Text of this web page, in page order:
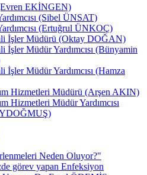
EKİNGEN)
(Sibel ÜNSAT)
(Ertuğrul ÜNKOÇ)
İşler Müdürü (Oktay DOĞAN)
İşler Müdür Yardımcısı (Bünyamin
İşler Müdür Yardımcısı (Hamza
Hizmetleri Müdürü (Arşen AKIN)
Hizmetleri Müdür Yardımcısı
Neden Oluyor?"
görev yapan Enfeksiyon